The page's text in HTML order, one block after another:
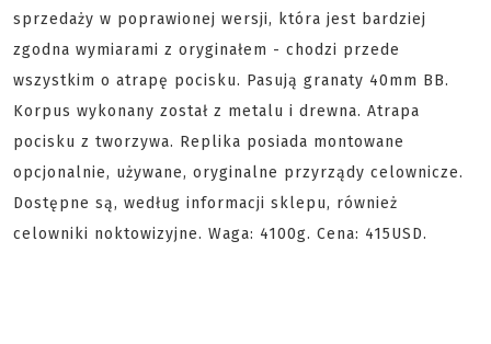
sprzedaży w poprawionej wersji, która jest bardziej
zgodna wymiarami z oryginałem - chodzi przede
wszystkim o atrapę pocisku. Pasują granaty 40mm BB.
Korpus wykonany został z metalu i drewna. Atrapa
pocisku z tworzywa. Replika posiada montowane
opcjonalnie, używane, oryginalne przyrządy celownicze.
Dostępne są, według informacji sklepu, również
celowniki noktowizyjne. Waga: 4100g. Cena: 415USD.